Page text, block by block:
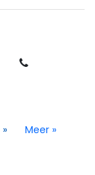
» Meer »